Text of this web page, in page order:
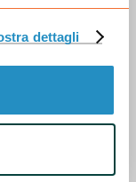
dettagli